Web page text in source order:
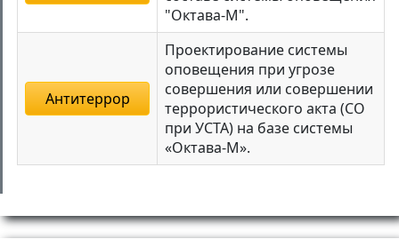
"Октава-М".
Антитеррор
Проектирование системы
оповещения при угрозе
совершения или совершении
террористического акта (СО
при УСТА) на базе системы
«Октава-М».